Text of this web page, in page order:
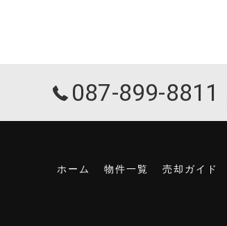
087-899-8811
ホーム 物件一覧 売却ガイド